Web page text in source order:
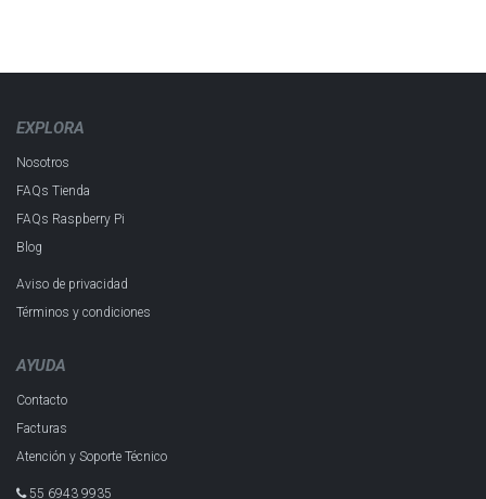
EXPLORA
Nosotros
FAQs Tienda
FAQs Raspberry Pi
Blog
Aviso de privacidad
Términos y condiciones
AYUDA
Contacto
Facturas
Atención y Soporte Técnico
55 6943 993​5